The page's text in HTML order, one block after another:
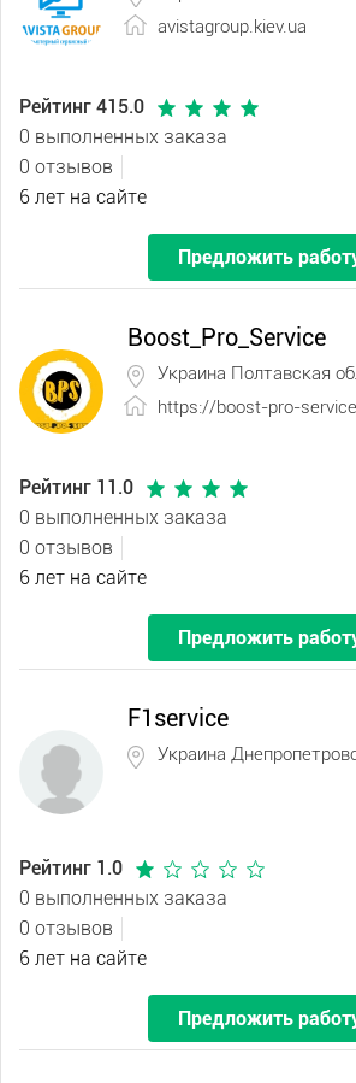
avistagroup.kiev.ua
Рейтинг 415.0
0 выполненных заказа
0 отзывов
6 лет на сайте
Предложить
Boost_Pro_Service
Украина Полтавская
https://boost-pro-
Рейтинг 11.0
0 выполненных заказа
0 отзывов
6 лет на сайте
Предложить
F1service
Украина
Рейтинг 1.0
0 выполненных заказа
0 отзывов
6 лет на сайте
Предложить